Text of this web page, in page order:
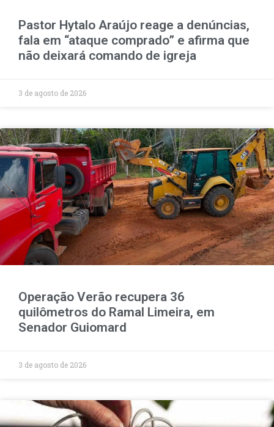
Pastor Hytalo Araújo reage a denúncias,
fala em “ataque comprado” e afirma que
não deixará comando de igreja
3 de agosto de 2026
Operação Verão recupera 36
quilômetros do Ramal Limeira, em
Senador Guiomard
3 de agosto de 2026